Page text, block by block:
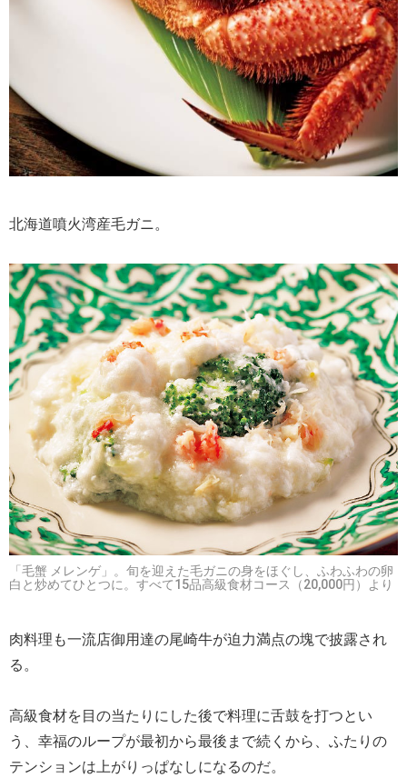
北海道噴火湾産毛ガニ。
「毛蟹 メレンゲ」。旬を迎えた毛ガニの身をほぐし、ふわふわの卵
白と炒めてひとつに。すべて15品高級食材コース（20,000円）より
肉料理も一流店御用達の尾崎牛が迫力満点の塊で披露され
る。
高級食材を目の当たりにした後で料理に舌鼓を打つとい
う、幸福のループが最初から最後まで続くから、ふたりの
テンションは上がりっぱなしになるのだ。